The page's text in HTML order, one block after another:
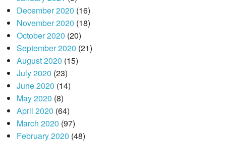
December 2020 (16)
November 2020 (18)
October 2020 (20)
September 2020 (21)
August 2020 (15)
July 2020 (23)
June 2020 (14)
May 2020 (8)
April 2020 (64)
March 2020 (97)
February 2020 (48)